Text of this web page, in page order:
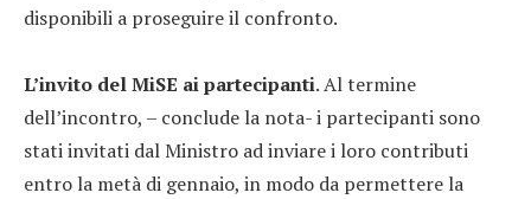
disponibili a proseguire il confronto.
L’invito del MiSE ai partecipanti. Al termine
dell’incontro, – conclude la nota- i partecipanti sono
stati invitati dal Ministro ad inviare i loro contributi
entro la metà di gennaio, in modo da permettere la